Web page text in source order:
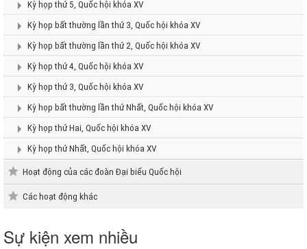
Kỳ họp thứ 5, Quốc hội khóa XV
Kỳ họp bất thường lần thứ 3, Quốc hội khóa XV
Kỳ họp bất thường lần thứ 2, Quốc hội khóa XV
Kỳ họp thứ 4, Quốc hội khóa XV
Kỳ họp thứ 3, Quốc hội khóa XV
Kỳ họp bất thường lần thứ Nhất, Quốc hội khóa XV
Kỳ họp thứ Hai, Quốc hội khóa XV
Kỳ họp thứ Nhất, Quốc hội khóa XV
Hoạt động của các đoàn Đại biểu Quốc hội
Các hoạt động khác
Sự kiện xem nhiều